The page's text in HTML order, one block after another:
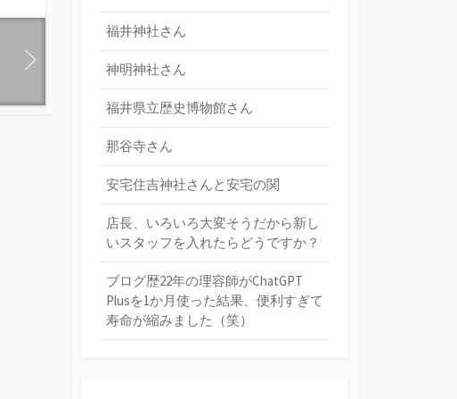
福井神社さん
神明神社さん
福井県立歴史博物館さん
那谷寺さん
安宅住吉神社さんと安宅の関
店長、いろいろ大変そうだから新し
いスタッフを入れたらどうですか？
ブログ歴22年の理容師がChatGPT
Plusを1か月使った結果、便利すぎて
寿命が縮みました（笑）